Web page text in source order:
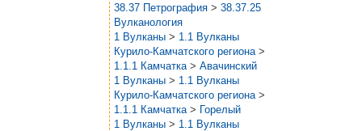
38.37 Петрография > 38.37.25
Вулканология
1 Вулканы > 1.1 Вулканы
Курило-Камчатского региона >
1.1.1 Камчатка > Авачинский
1 Вулканы > 1.1 Вулканы
Курило-Камчатского региона >
1.1.1 Камчатка > Горелый
1 Вулканы > 1.1 Вулканы